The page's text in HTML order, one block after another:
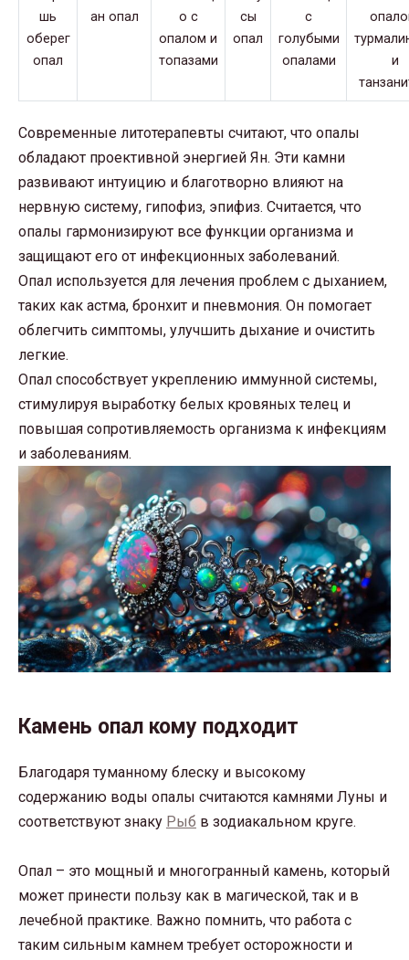
Современные литотерапевты считают, что опалы
обладают проективной энергией Ян. Эти камни
развивают интуицию и благотворно влияют на
нервную систему, гипофиз, эпифиз. Считается, что
опалы гармонизируют все функции организма и
защищают его от инфекционных заболеваний.
Опал используется для лечения проблем с дыханием,
таких как астма, бронхит и пневмония. Он помогает
облегчить симптомы, улучшить дыхание и очистить
легкие.
Опал способствует укреплению иммунной системы,
стимулируя выработку белых кровяных телец и
повышая сопротивляемость организма к инфекциям
и заболеваниям.
Камень опал кому подходит
Благодаря туманному блеску и высокому
содержанию воды опалы считаются камнями Луны и
соответствуют знаку Рыб в зодиакальном круге.
Опал – это мощный и многогранный камень, который
может принести пользу как в магической, так и в
лечебной практике. Важно помнить, что работа с
таким сильным камнем требует осторожности и